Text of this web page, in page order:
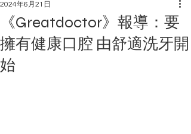
《Greatdoctor》報導：要
擁有健康口腔 由舒適洗牙開
始
2024年6月21日